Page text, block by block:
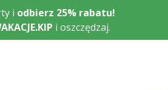
i odbierz 25% rabatu!
i oszczędzaj.